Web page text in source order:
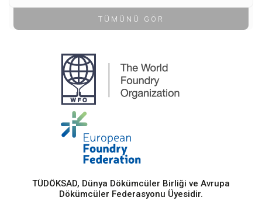
TÜMÜNÜ GÖR
TÜDÖKSAD, Dünya Dökümcüler Birliği ve Avrupa
Dökümcüler Federasyonu Üyesidir.